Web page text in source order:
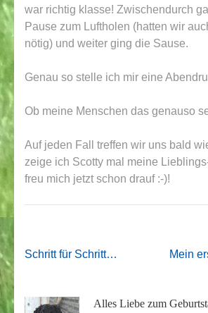
war richtig klasse! Zwischendurch
Pause zum Luftholen (hatten wir
nötig) und weiter ging die Sause.
Genau so stelle ich mir eine
Ob meine Menschen das genauso
Auf jeden Fall treffen wir uns bald
zeige ich Scotty mal meine
freu mich jetzt schon drauf :-)!
Beitragsnavigation
Schritt für Schritt…
Mein
Alles Liebe zum